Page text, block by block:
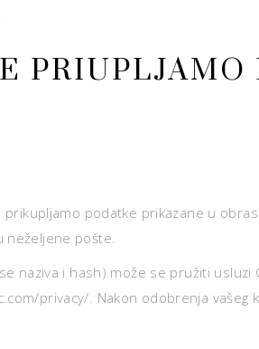
podatke prikazane u
neželjene pošte.
naziva i hash) može se pružiti
privacy/. Nakon odobrenja vašeg